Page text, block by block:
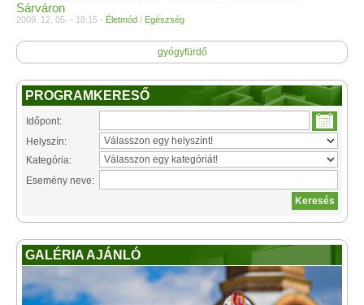
Sárváron
2009. 12. 05. - 18:15 - Életmód / Egészség
gyógyfürdő
PROGRAMKERESŐ
Időpont:
Helyszín:
Kategória:
Esemény neve:
GALÉRIA AJÁNLÓ